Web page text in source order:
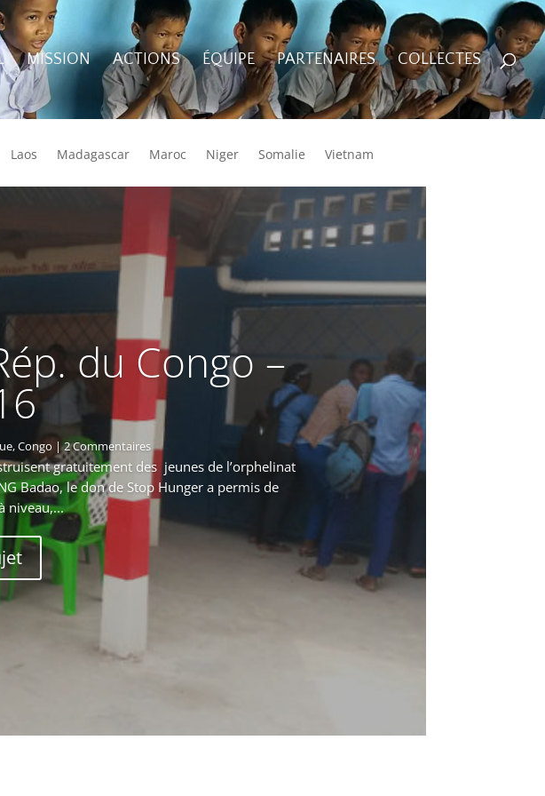
MISSION ACTIONS ÉQUIPE PARTENAIRES COLLECTES
Laos Madagascar Maroc Niger Somalie Vietnam
du Congo –
,Congo | 2 Commentaires
gratuitement des jeunes de l’orphelinat
Badao, le don de Stop Hunger a permis de
niveau,...